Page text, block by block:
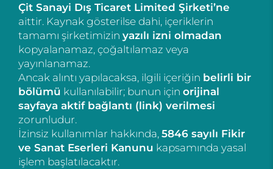
Çit Sanayi Dış Ticaret Limited Şirketi’ne
aittir. Kaynak gösterilse dahi, içeriklerin
tamamı şirketimizin yazılı izni olmadan
kopyalanamaz, çoğaltılamaz veya
yayınlanamaz.
Ancak alıntı yapılacaksa, ilgili içeriğin belirli bir
bölümü kullanılabilir; bunun için orijinal
sayfaya aktif bağlantı (link) verilmesi
zorunludur.
İzinsiz kullanımlar hakkında, 5846 sayılı Fikir
ve Sanat Eserleri Kanunu kapsamında yasal
işlem başlatılacaktır.